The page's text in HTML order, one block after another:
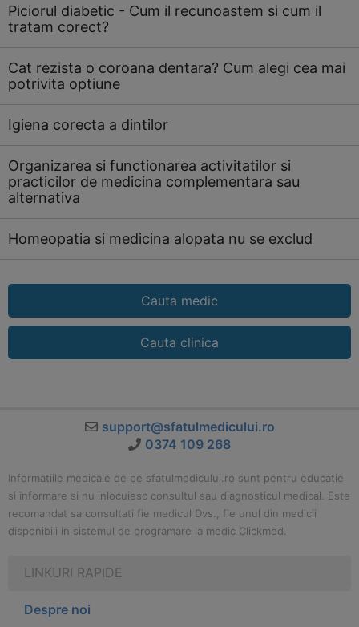
Piciorul diabetic - Cum il recunoastem si cum il
tratam corect?
Cat rezista o coroana dentara? Cum alegi cea mai
potrivita optiune
Igiena corecta a dintilor
Organizarea si functionarea activitatilor si
practicilor de medicina complementara sau
alternativa
Homeopatia si medicina alopata nu se exclud
Cauta medic
Cauta clinica
support@sfatulmedicului.ro
0374 109 268
Informatiile medicale de pe sfatulmedicului.ro sunt pentru educatie
si informare si nu inlocuiesc consultul sau diagnosticul medical. Este
recomandat sa consultati fie medicul Dvs., fie unul din medicii
disponibili in sistemul de programare la medic Clickmed.
LINKURI RAPIDE
Despre noi